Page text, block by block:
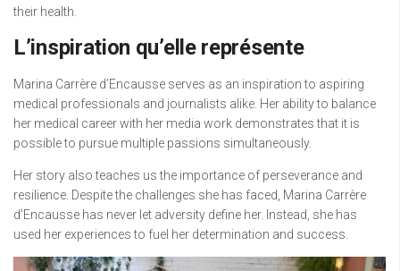
their health.
L’inspiration qu’elle représente
Marina Carrère d’Encausse serves as an inspiration to aspiring
medical professionals and journalists alike. Her ability to balance
her medical career with her media work demonstrates that it is
possible to pursue multiple passions simultaneously.
Her story also teaches us the importance of perseverance and
resilience. Despite the challenges she has faced, Marina Carrère
d’Encausse has never let adversity define her. Instead, she has
used her experiences to fuel her determination and success.